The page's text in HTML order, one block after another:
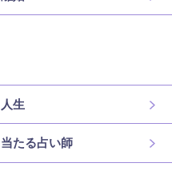
人生
当たる占い師